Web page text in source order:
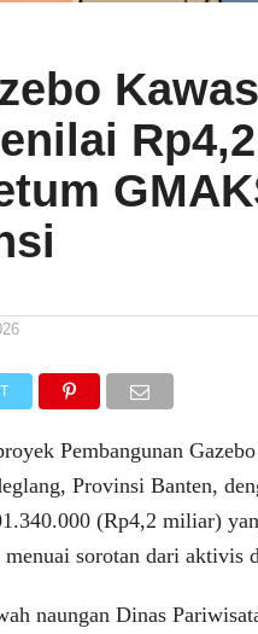
Pembangunan
Provinsi Banten,
(Rp4,2 miliar)
sorotan dari aktivis
naungan Dinas